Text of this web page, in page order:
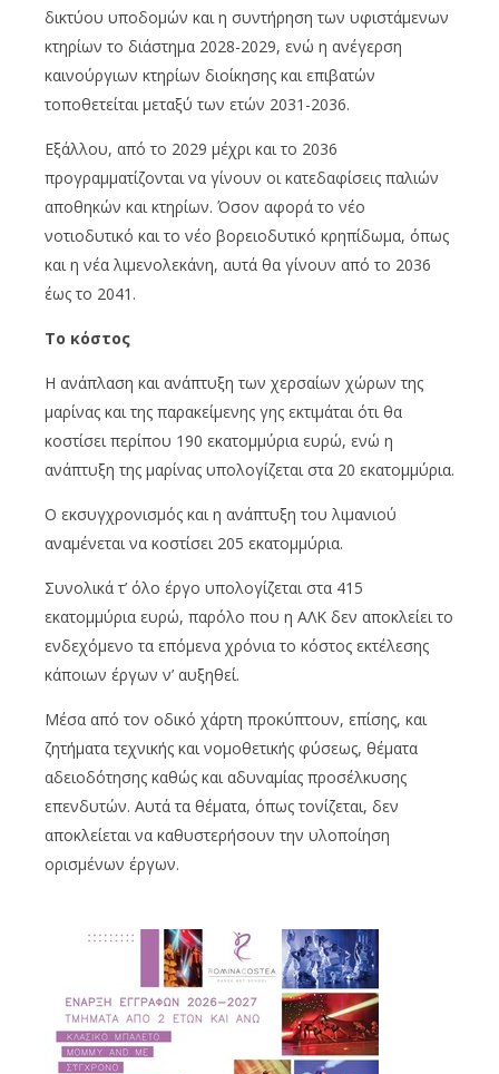
δικτύου υποδομών και η συντήρηση των υφιστάμενων
κτηρίων το διάστημα 2028-2029, ενώ η ανέγερση
καινούργιων κτηρίων διοίκησης και επιβατών
τοποθετείται μεταξύ των ετών 2031-2036.
Εξάλλου, από το 2029 μέχρι και το 2036
προγραμματίζονται να γίνουν οι κατεδαφίσεις παλιών
αποθηκών και κτηρίων. Όσον αφορά το νέο
νοτιοδυτικό και το νέο βορειοδυτικό κρηπίδωμα, όπως
και η νέα λιμενολεκάνη, αυτά θα γίνουν από το 2036
έως το 2041.
Το κόστος
Η ανάπλαση και ανάπτυξη των χερσαίων χώρων της
μαρίνας και της παρακείμενης γης εκτιμάται ότι θα
κοστίσει περίπου 190 εκατομμύρια ευρώ, ενώ η
ανάπτυξη της μαρίνας υπολογίζεται στα 20 εκατομμύρια.
Ο εκσυγχρονισμός και η ανάπτυξη του λιμανιού
αναμένεται να κοστίσει 205 εκατομμύρια.
Συνολικά τ’ όλο έργο υπολογίζεται στα 415
εκατομμύρια ευρώ, παρόλο που η ΑΛΚ δεν αποκλείει το
ενδεχόμενο τα επόμενα χρόνια το κόστος εκτέλεσης
κάποιων έργων ν’ αυξηθεί.
Μέσα από τον οδικό χάρτη προκύπτουν, επίσης, και
ζητήματα τεχνικής και νομοθετικής φύσεως, θέματα
αδειοδότησης καθώς και αδυναμίας προσέλκυσης
επενδυτών. Αυτά τα θέματα, όπως τονίζεται, δεν
αποκλείεται να καθυστερήσουν την υλοποίηση
ορισμένων έργων.